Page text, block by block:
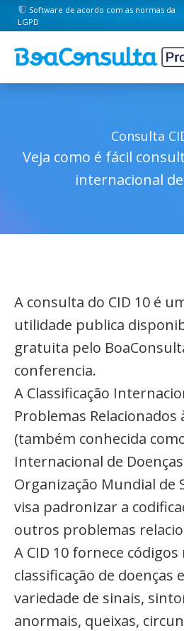
Software de acordo com as normas da
LGPD
Consulta
Veja como é fácil
internacional
A consulta do CID 10 é
utilidade publica
gratuita pelo
conferencia.
A Classificação
Problemas Relacionados
(também conhecida
Internacional de
Organização Mundial de
visa padronizar a
outros problemas
A CID 10 fornece
classificação de doenças
variedade de sinais,
anormais, queixas,